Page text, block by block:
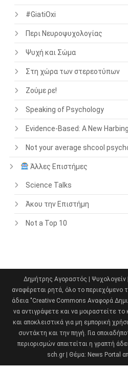
#GiatiOxi
Περι Νευροψυχολογίας
Ψυχή και Σώμα
Στη χώρα των στερεοτύπων
Ζούμε ρε!
Speaking of Psychology
Evidence-Based: A New
Not your average shcool
Άλλες Επιστήμες
Science Talks
Άκου την Επιστήμη
Not a Top 10
Δημήτρης Αγοραστός | Ψυχολογείν
αναφέρεται ρητά, όλο το περιεχόμενο
άδεια "Creative Commons Αναφορά
να αντιγράψετε και να μοιραστείτε
και αποκλειστικά για μη εμπορική
συντάκτη και την πηγή. Για
περιορισμών απαιτείται η γραπτή
sch.gr | Θέμα: News Portal